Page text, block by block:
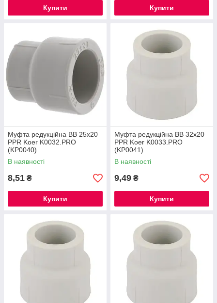
Купити Купити
Муфта редукційна ВВ 25x20
PPR Koer K0032.PRO
(KP0040)
В наявності
8,51 ₴
Купити
Муфта редукційна ВВ 32x20
PPR Koer K0033.PRO
(KP0041)
В наявності
9,49 ₴
Купити